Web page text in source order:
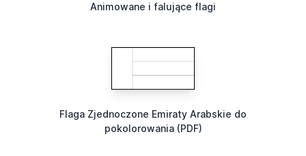
Animowane i falujące flagi
Flaga Zjednoczone Emiraty Arabskie do
pokolorowania (PDF)